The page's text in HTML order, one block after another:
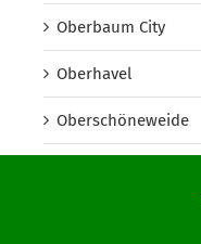
Oberbaum City
Oberhavel
Oberschöneweide